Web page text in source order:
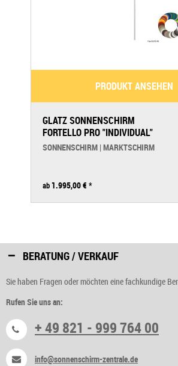
PRODUKT ANSEHEN
GLATZ SONNENSCHIRM
FORTELLO PRO "INDIVIDUAL"
SONNENSCHIRM | MARKTSCHIRM
ab1.995,00 € *
BERATUNG / VERKAUF
Sie haben Fragen oder möchten eine fachkundige
Rufen Sie uns an:
+ 49 821 - 999 764 00
info@sonnenschirm-zentrale.de